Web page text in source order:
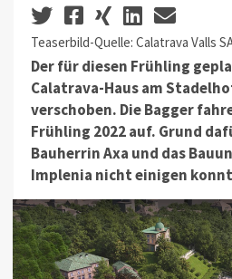
Teaserbild-Quelle: Calatrava Valls
Der für diesen Frühling
Calatrava-Haus am
verschoben. Die Bagger
Frühling 2022 auf. Grund
Bauherrin Axa und das
Implenia nicht einigen